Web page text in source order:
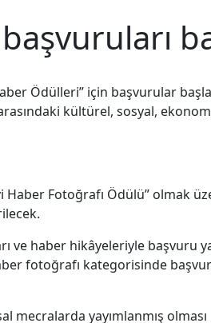
Ödülleri” için başvurular
kültürel, sosyal,
Haber Fotoğrafı Ödülü” olmak
ve haber hikâyeleriyle başvuru
fotoğrafı kategorisinde
mecralarda yayımlanmış